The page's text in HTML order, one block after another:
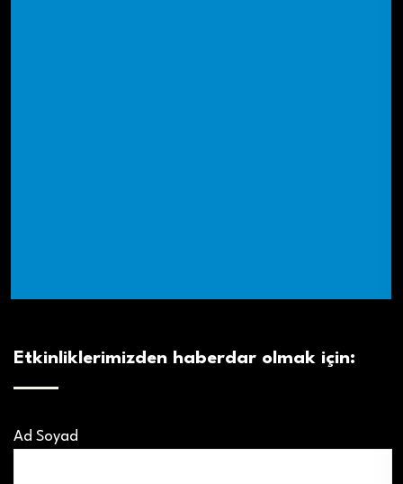
Etkinliklerimizden haberdar olmak için:
Ad Soyad